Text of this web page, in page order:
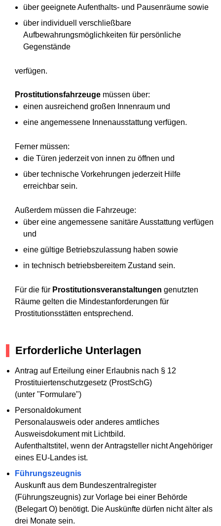
über geeignete Aufenthalts- und Pausenräume sowie
über individuell verschließbare
Aufbewahrungsmöglichkeiten für persönliche
Gegenstände
verfügen.
Prostitutionsfahrzeugemüssen über:
einen ausreichend großen Innenraum und
eine angemessene Innenausstattung verfügen.
Ferner müssen:
die Türen jederzeit von innen zu öffnen und
über technische Vorkehrungen jederzeit Hilfe
erreichbar sein.
Außerdem müssen die Fahrzeuge:
über eine angemessene sanitäre Ausstattung verfügen
und
eine gültige Betriebszulassung haben sowie
in technisch betriebsbereitem Zustand sein.
Für die für Prostitutionsveranstaltungen genutzten
Räume gelten die Mindestanforderungen für
Prostitutionsstätten entsprechend.
Erforderliche Unterlagen
Antrag auf Erteilung einer Erlaubnis nach § 12
Prostituiertenschutzgesetz (ProstSchG)
(unter "Formulare")
Personaldokument
Personalausweis oder anderes amtliches
Ausweisdokument mit Lichtbild.
Aufenthaltstitel, wenn der Antragsteller nicht Angehöriger
eines EU-Landes ist.
Führungszeugnis
Auskunft aus dem Bundeszentralregister
(Führungszeugnis) zur Vorlage bei einer Behörde
(Belegart O) benötigt. Die Auskünfte dürfen nicht älter als
drei Monate sein.